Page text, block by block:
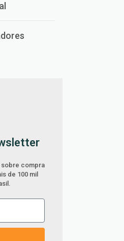
sobre compra
de 100 mil